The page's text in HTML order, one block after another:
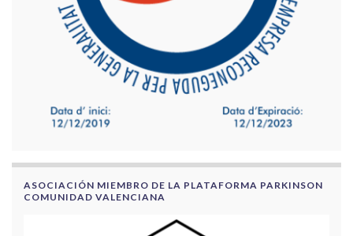
ASOCIACIÓN MIEMBRO DE LA PLATAFORMA PARKINSON
COMUNIDAD VALENCIANA